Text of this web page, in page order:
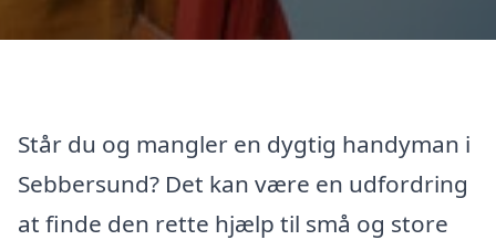
Står du og mangler en dygtig handyman i
Sebbersund? Det kan være en udfordring
at finde den rette hjælp til små og store